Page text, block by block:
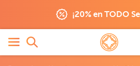
¡20% en TODO